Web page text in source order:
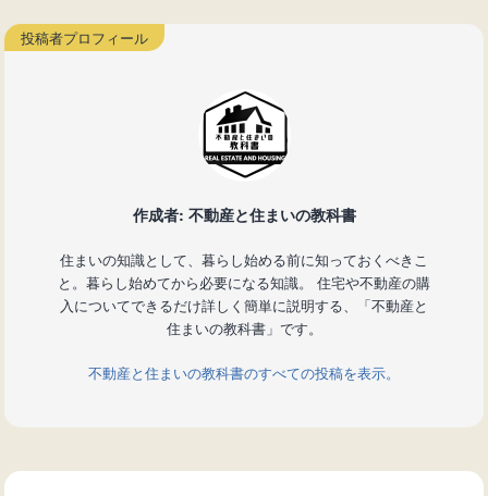
作成者: 不動産と住まいの教科書
住まいの知識として、暮らし始める前に知っておくべきこ
と。暮らし始めてから必要になる知識。 住宅や不動産の購
入についてできるだけ詳しく簡単に説明する、「不動産と
住まいの教科書」です。
不動産と住まいの教科書のすべての投稿を表示。